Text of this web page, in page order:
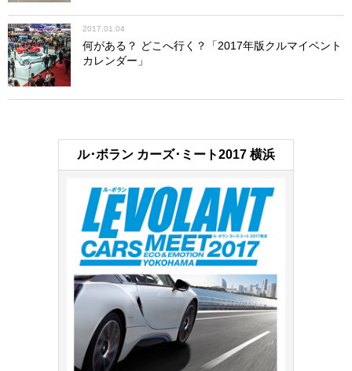
2017.01.04
何がある？ どこへ行く？「2017年版クルマイベント
カレンダー」
ル･ボラン カーズ･ミート2017 横浜